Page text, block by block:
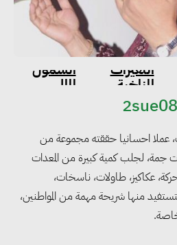
التغيرات
المناخية
الشمول
المالى
عملا احسانيا حققته مجموعة من
جمة، لجلب كمية كبيرة من المعدات
عكاكيز، طاولات، ناسخات،
منها شريحة مهمة من المواطنين،